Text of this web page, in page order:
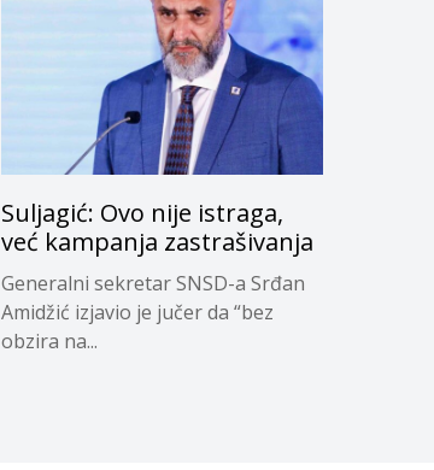
Suljagić: Ovo nije istraga,
već kampanja zastrašivanja
Generalni sekretar SNSD-a Srđan
Amidžić izjavio je jučer da “bez
obzira na...